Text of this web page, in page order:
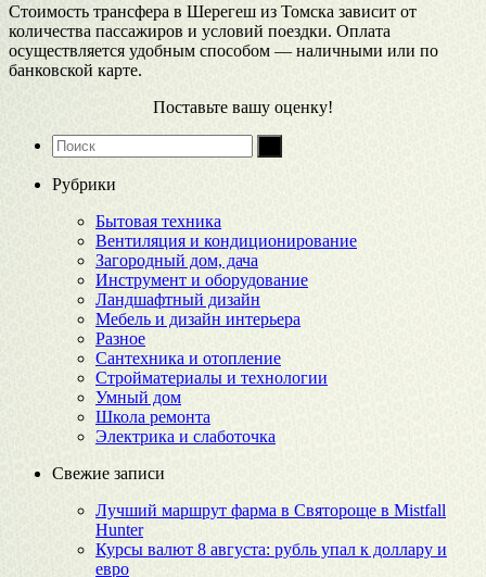
Стоимость трансфера в Шерегеш из Томска зависит от
количества пассажиров и условий поездки. Оплата
осуществляется удобным способом — наличными или по
банковской карте.
Поставьте вашу оценку!
Рубрики
Бытовая техника
Вентиляция и кондиционирование
Загородный дом, дача
Инструмент и оборудование
Ландшафтный дизайн
Мебель и дизайн интерьера
Разное
Сантехника и отопление
Стройматериалы и технологии
Умный дом
Школа ремонта
Электрика и слаботочка
Свежие записи
Лучший маршрут фарма в Святороще в Mistfall
Hunter
Курсы валют 8 августа: рубль упал к доллару и
евро